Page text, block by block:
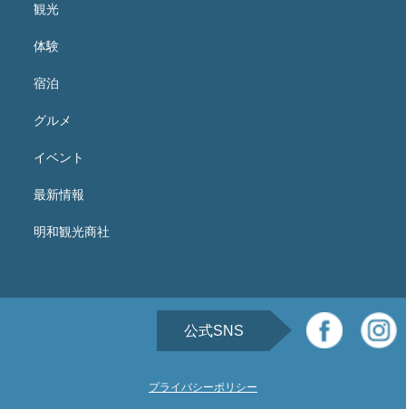
観光
体験
宿泊
グルメ
イベント
最新情報
明和観光商社
プライバシーポリシー
公式SNS